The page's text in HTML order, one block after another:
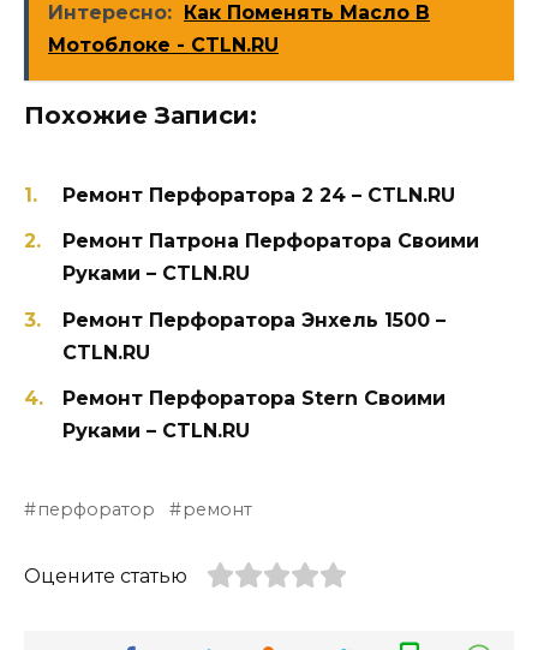
Интересно: Как Поменять Масло В
Мотоблоке - CTLN.RU
Похожие Записи:
Ремонт Перфоратора 2 24 – CTLN.RU
Ремонт Патрона Перфоратора Своими
Руками – CTLN.RU
Ремонт Перфоратора Энхель 1500 –
CTLN.RU
Ремонт Перфоратора Stern Своими
Руками – CTLN.RU
перфоратор ремонт
Оцените статью